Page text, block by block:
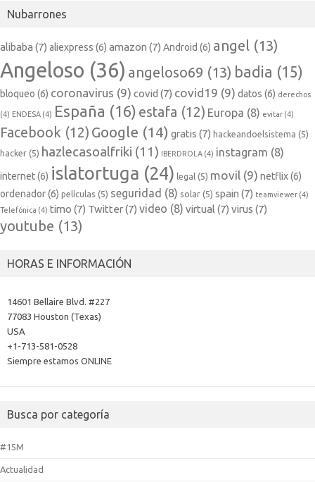
Nubarrones
alibaba (7) aliexpress (6) amazon (7) Android (6) angel (13)
Angeloso (36) angeloso69 (13) badia (15)
bloqueo (6) coronavirus (9) covid (7) covid19 (9) datos (6) derechos
(4) ENDESA (4) España (16) estafa (12) Europa (8) evitar (4)
Facebook (12) Google (14) gratis (7) hackeandoelsistema (5)
hacker (5) hazlecasoalfriki (11) IBERDROLA (4) instagram (8)
internet(6) islatortuga (24) legal (5) movil (9) netflix(6)
ordenador(6) películas (5) seguridad (8) solar (5) spain (7) teamviewer (4)
Telefónica (4) timo (7) Twitter(7) video (8) virtual (7) virus (7)
youtube (13)
HORAS E INFORMACIÓN
14601 Bellaire Blvd. #227
77083 Houston (Texas)
USA
+1-713-581-0528
Siempre estamos ONLINE
Busca por categoría
#15M
Actualidad